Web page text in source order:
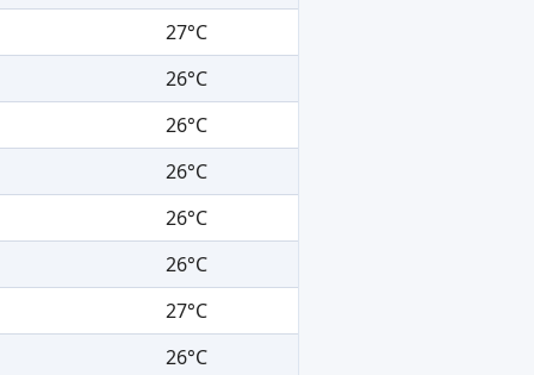
27°C
26°C
26°C
26°C
26°C
26°C
27°C
26°C